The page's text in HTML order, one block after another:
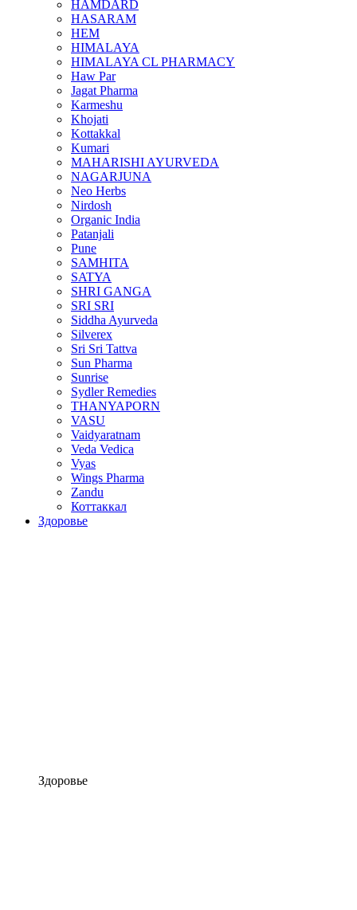
HAMDARD
HASARAM
HEM
HIMALAYA
HIMALAYA CL PHARMACY
Haw Par
Jagat Pharma
Karmeshu
Khojati
Kottakkal
Kumari
MAHARISHI AYURVEDA
NAGARJUNA
Neo Herbs
Nirdosh
Organic India
Patanjali
Pune
SAMHITA
SATYA
SHRI GANGA
SRI SRI
Siddha Ayurveda
Silverex
Sri Sri Tattva
Sun Pharma
Sunrise
Sydler Remedies
THANYAPORN
VASU
Vaidyaratnam
Veda Vedica
Vyas
Wings Pharma
Zandu
Коттаккал
Здоровье
Здоровье